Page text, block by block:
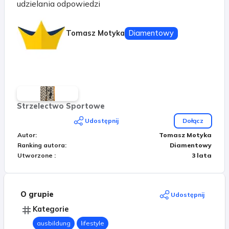
udzielania odpowiedzi
Tomasz Motyka Diamentowy
Strzelectwo Sportowe
Udostępnij
Dołącz
Autor:
Tomasz Motyka
Ranking autora:
Diamentowy
Utworzone : 3 lata
O grupie Udostępnij
Kategorie
ausbildung lifestyle